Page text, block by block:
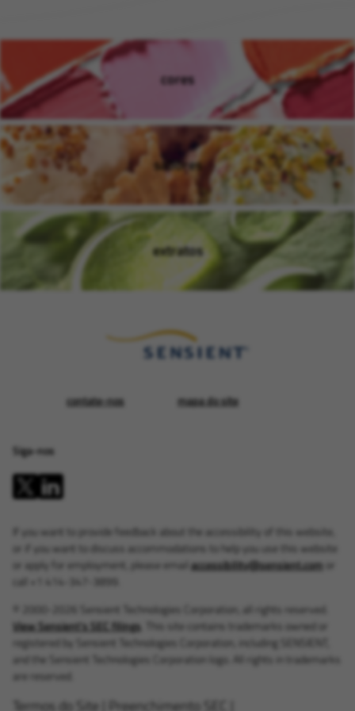
cores(opens in new window)
sabores(opens in new window)
extratos(opens in new window)
contate-nos mapa do site
Siga-nos
If you want to provide feedback about the accessibility of this website,
or if you want to discuss accommodations to help you use this website
or apply for employment, please email accessibility@sensient.com or
call +1 414-347-3899.
© 2000-2026 Sensient Technologies Corporation, all rights reserved.
View Sensient's SEC filings . This site contains trademarks owned or
registered by Sensient Technologies Corporation, including SENSIENT,
and the Sensient Technologies Corporation logo. All rights in trademarks
are reserved.
Termos do Site Preenchimento SEC